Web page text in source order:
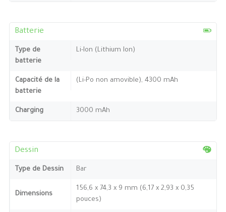
Batterie
Type de
batterie
Li-Ion (Lithium Ion)
Capacité de la
batterie
(Li-Po non amovible), 4300 mAh
Charging 3000 mAh
Dessin
Type de Dessin Bar
Dimensions
156,6 x 74,3 x 9 mm (6,17 x 2,93 x 0,35
pouces)